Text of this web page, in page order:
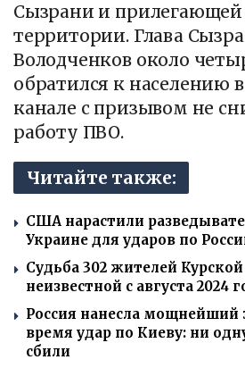
Сызрани и прилегающей
территории. Глава
Володченков около
обратился к населению
канале с призывом не
работу ПВО.
Читайте также:
США нарастили
Украине для ударов по
Судьба 302 жителей Курской
неизвестной с августа 2024
Россия нанесла мощнейший
время удар по Киеву: ни
сбили